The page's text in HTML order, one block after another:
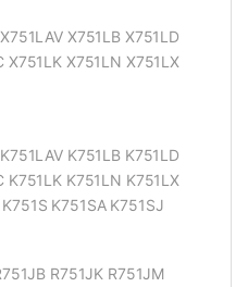
X751LB X751LD
X751LK X751LN X751LX
K751LB K751LD
K751LK K751LN K751LX
K751SA K751SJ
R751JK R751JM